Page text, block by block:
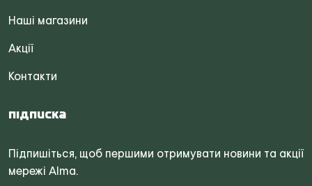
Наші магазини
Акції
Контакти
Підписка
Підпишіться, щоб першими отримувати новини та акції
мережі Alma.